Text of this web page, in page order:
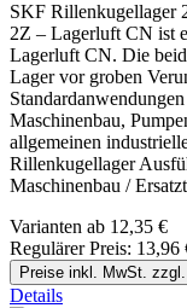
SKF Rillenkugellager
2Z – Lagerluft CN ist
Lagerluft CN. Die
Lager vor groben
Maschinenbau,
allgemeinen
Rillenkugellager
Maschinenbau /
Varianten ab 12,35 €
Regulärer Preis: 13,96
Preise inkl. MwSt.
Details